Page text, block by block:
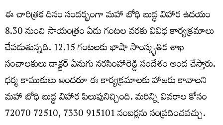
ఈ చారిత్రక దినం సందర్భంగా మహా బోధి బుద్ధ విహార ఉదయం
8.30 నుంచి సాయంత్రం ఏడు గంటల వరకు వివిధ కార్యక్రమాలు
చేపడుతున్నది. 12.15 గంటలకు భాషా సాంస్కృతిక శాఖ
సంచాలకులు డాక్టర్ ఏనుగు నరసింహారెడ్డి సందేశం అంద చేస్తారు.
ధర్మ కాముకులు అందరూ ఈ కార్యక్రమాలకు హాజరు కావాలని
మహా బోధి బుద్ధ విహార పిలుపునిచ్చింది. ‪‪‪‪మరిన్ని వివరాల కోసం
72070 72510‬‬‬‬, ‪‪‪7330 915101 నంబర్లను సంప్రదించవచ్చు.